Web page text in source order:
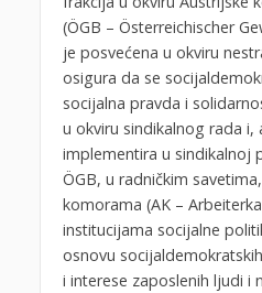
(ÖGB – Österreichischer
je posvećena u okviru
osigura da se
socijalna pravda i
u okviru sindikalnog rada i,
implementira u sindikalnoj
ÖGB, u radničkim
komorama (AK –
institucijama socijalne
osnovu
i interese zaposlenih ljudi i